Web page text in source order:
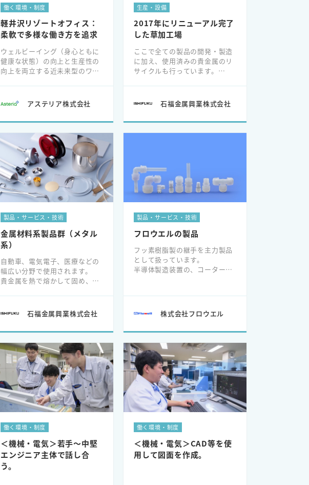
働く環境・制度
軽井沢リゾートオフィス：
柔軟で多様な働き方を追求
ウェルビーイング（身心ともに
健康な状態）の向上と生産性の
向上を両立する近未来型のワー
にオープン。アステリア株式会社
生産・設備
2017年にリニューアル完了
した草加工場
ここで全ての製品の開発・製造
に加え、使用済みの貴金属のリ
サイクルも行っています。
最寄駅周辺は飲食店も多く、都
心へは30分圏内の好立地です。
石福金属興業株式会社
製品・サービス・技術
金属材料系製品群（メタル
系）
自動車、電気電子、医療などの
幅広い分野で使用されます。
貴金属を熱で熔かして固め、工
（用途例）エンジン点火装置、
温度センサー、半導体製造装
置、歯科治療など
石福金属興業株式会社
製品・サービス・技術
フロウエルの製品
フッ素樹脂製の継手を主力製品
として扱っています。
半導体製造装置の、コーターデ
主力製品：https://youtu.be/e
niFJY2fN6o株式会社フロウエル
働く環境・制度
＜機械・電気＞若手～中堅
エンジニア主体で話し合
う。
働く環境・制度
＜機械・電気＞CAD等を使
用して図面を作成。